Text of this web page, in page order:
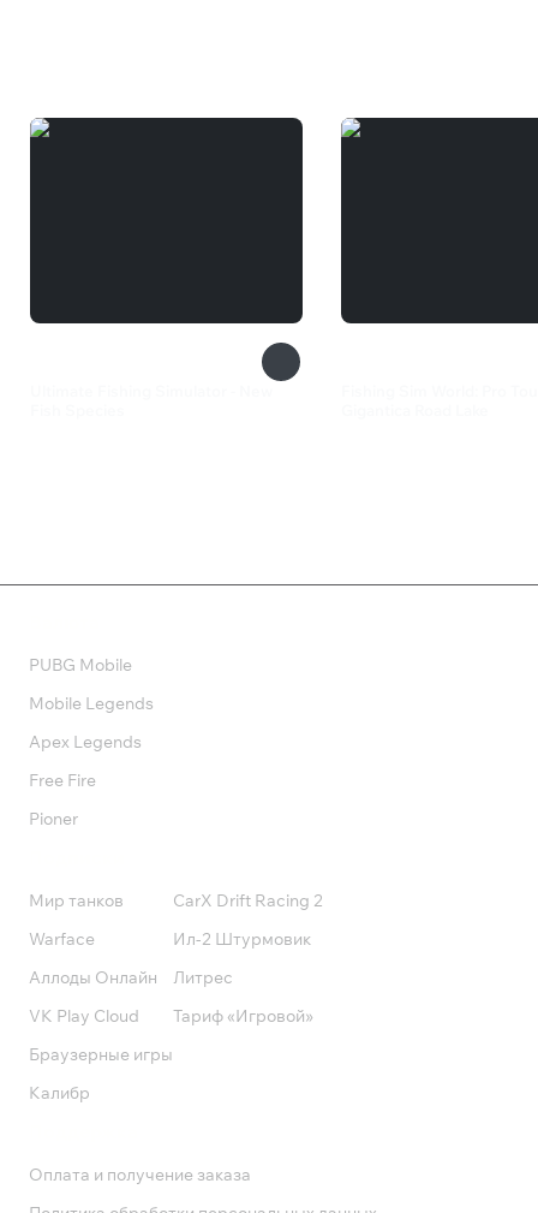
PUBG Mobile
Mobile Legends
Apex Legends
Free Fire
Pioner
Мир танков
Warface
Аллоды Онлайн
VK Play Cloud
Браузерные игры
Калибр
CarX Drift Racing 2
Ил-2 Штурмовик
Литрес
Тариф «Игровой»
Оплата и получение заказа